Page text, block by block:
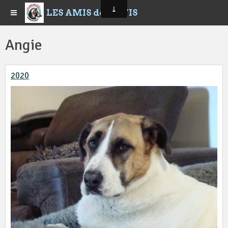
LES AMIS de LEWIS
Angie
2020